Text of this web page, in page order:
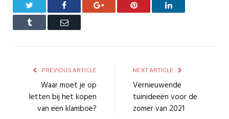
Facebook Google+ Pinterest LinkedIn
Tumblr Email
PREVIOUS ARTICLE
Waar moet je op
letten bij het kopen
van een klamboe?
NEXT ARTICLE
Vernieuwende
tuinideeën voor de
zomer van 2021